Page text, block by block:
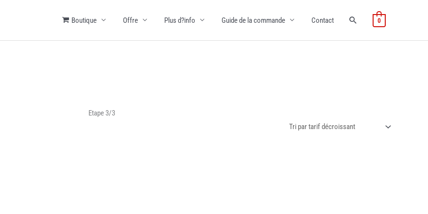
Boutique Offre Plus d?info Guide de la commande Contact 0
Etape 3/3